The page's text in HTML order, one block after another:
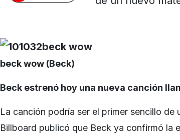
beck wow (Beck)
Beck estrenó hoy una nueva canción
La canción podría ser el primer sencillo de
Billboard publicó que Beck ya confirmó la